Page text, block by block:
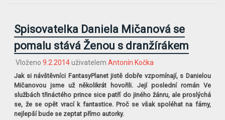
Spisovatelka Daniela Mičanová se
pomalu stává Ženou s dranžírákem
Vloženo 9.2.2014uživatelem Antonín Kočka
Jak si návštěvníci FantasyPlanet jistě dobře vzpomínají, s Danielou
Mičanovou jsme už několikrát hovořili. Její poslední román Ve
službách třináctého prince sice patří do jiného žánru, ale proslýchá
se, že se opět vrací k fantastice. Proč se však spoléhat na fámy,
nejlepší bude se zeptat přímo autorky.